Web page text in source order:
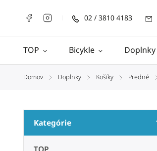
02 / 3810 4183
TOP Bicykle Doplnky
Domov / Doplnky / Košíky / Predné /
Kategórie